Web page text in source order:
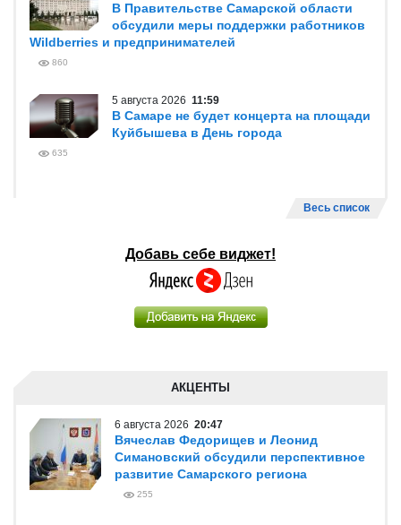
В Правительстве Самарской области
обсудили меры поддержки работников
Wildberries и предпринимателей
860
5 августа 2026 11:59
В Самаре не будет концерта на площади
Куйбышева в День города
635
Весь список
Добавь себе виджет!
АКЦЕНТЫ
6 августа 2026 20:47
Вячеслав Федорищев и Леонид
Симановский обсудили перспективное
развитие Самарского региона
255